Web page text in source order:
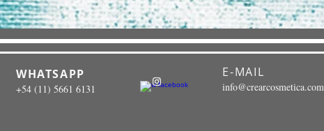
E-MAIL
info@crearcosmetica.com
WHATSAPP
+54 (11) 5661 6131